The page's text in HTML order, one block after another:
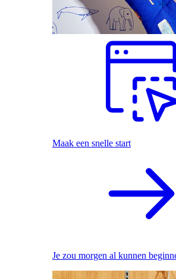
Maak een snelle start
Je zou morgen al kunnen